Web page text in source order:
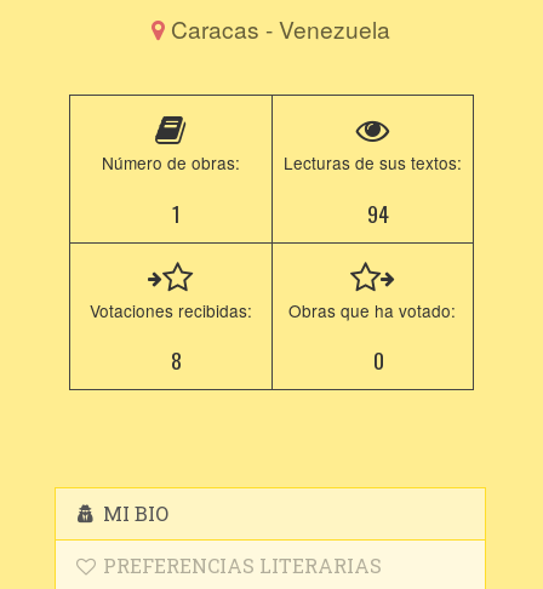
Caracas - Venezuela
Número de obras:
1
Lecturas de sus textos:
94
Votaciones recibidas:
8
Obras que ha votado:
0
MI BIO
PREFERENCIAS LITERARIAS